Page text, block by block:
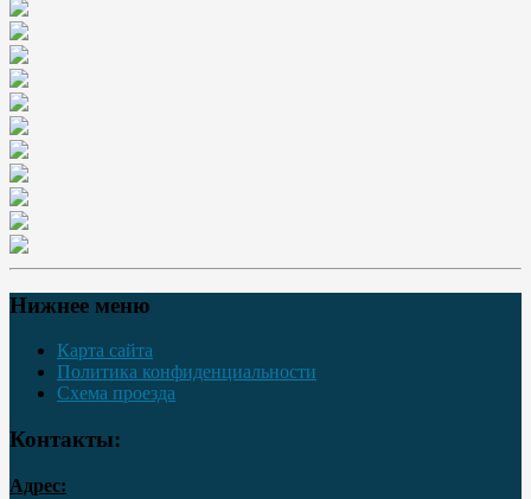
Нижнее меню
Карта сайта
Политика конфиденциальности
Схема проезда
Контакты:
Адрес: